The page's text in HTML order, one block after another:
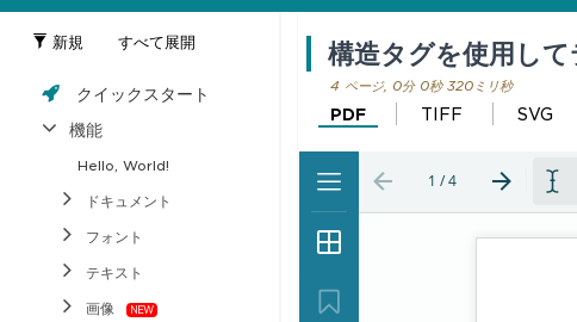
新規 すべて展開
クイックスタート
機能
Hello, World!
ドキュメント
フォント
テキスト
画像
4 ページ, 0分 0秒 320ミリ秒
構造タグを使用し
PDF TIFF SVG